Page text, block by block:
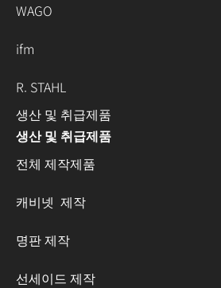
WAGO
ifm
R. STAHL
생산 및 취급제품
생산 및 취급제품
전체 제작제품
캐비넷 제작
명판 제작
선세이드 제작